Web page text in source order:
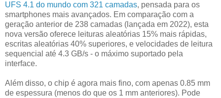
UFS 4.1 do mundo com 321 camadas, pensada para os
smartphones mais avançados. Em comparação com a
geração anterior de 238 camadas (lançada em 2022), esta
nova versão oferece leituras aleatórias 15% mais rápidas,
escritas aleatórias 40% superiores, e velocidades de leitura
sequencial até 4.3 GB/s - o máximo suportado pela
interface.
Além disso, o chip é agora mais fino, com apenas 0.85 mm
de espessura (menos do que os 1 mm anteriores). Pode